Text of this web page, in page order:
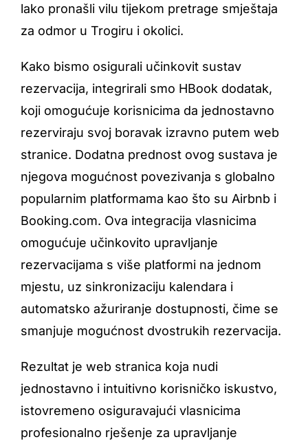
lako pronašli vilu tijekom pretrage smještaja
za odmor u Trogiru i okolici.
Kako bismo osigurali učinkovit sustav
rezervacija, integrirali smo HBook dodatak,
koji omogućuje korisnicima da jednostavno
rezerviraju svoj boravak izravno putem web
stranice. Dodatna prednost ovog sustava je
njegova mogućnost povezivanja s globalno
popularnim platformama kao što su Airbnb i
Booking.com. Ova integracija vlasnicima
omogućuje učinkovito upravljanje
rezervacijama s više platformi na jednom
mjestu, uz sinkronizaciju kalendara i
automatsko ažuriranje dostupnosti, čime se
smanjuje mogućnost dvostrukih rezervacija.
Rezultat je web stranica koja nudi
jednostavno i intuitivno korisničko iskustvo,
istovremeno osiguravajući vlasnicima
profesionalno rješenje za upravljanje